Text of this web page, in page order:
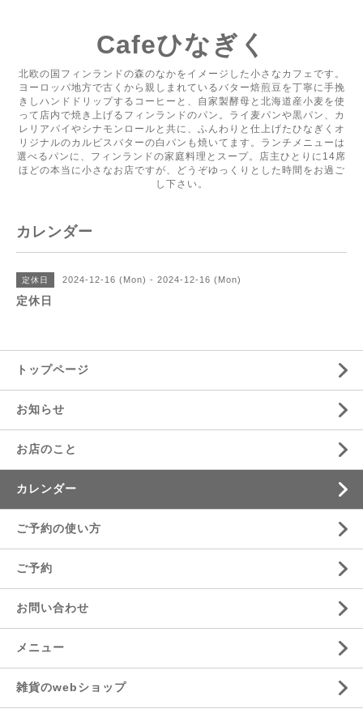
Cafeひなぎく
北欧の国フィンランドの森のなかをイメージした小さなカフェです。
ヨーロッパ地方で古くから親しまれているバター焙煎豆を丁寧に手挽
きしハンドドリップするコーヒーと、自家製酵母と北海道産小麦を使
って店内で焼き上げるフィンランドのパン。ライ麦パンや黒パン、カ
レリアパイやシナモンロールと共に、ふんわりと仕上げたひなぎくオ
リジナルのカルピスバターの白パンも焼いてます。ランチメニューは
選べるパンに、フィンランドの家庭料理とスープ。店主ひとりに14席
ほどの本当に小さなお店ですが、どうぞゆっくりとした時間をお過ご
し下さい。
カレンダー
定休日 2024-12-16 (Mon) - 2024-12-16 (Mon)
定休日
トップページ
お知らせ
お店のこと
カレンダー
ご予約の使い方
ご予約
お問い合わせ
メニュー
雑貨のwebショップ